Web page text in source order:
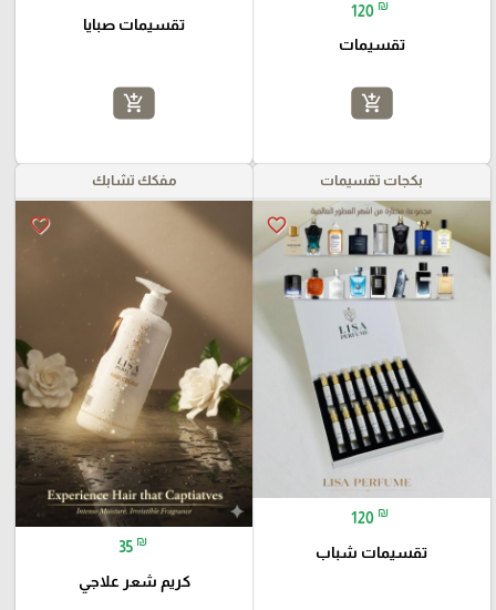
120 ₪
تقسيمات
add_shopping_cart
تقسيمات صبايا
add_shopping_cart
بكجات تقسيمات
favorite_border
120 ₪
تقسيمات شباب
مفكك تشابك
favorite_border
35 ₪
كريم شعر علاجي